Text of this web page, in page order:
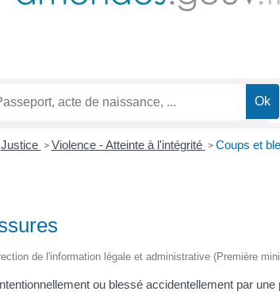
Justice > Violence - Atteinte à l'intégrité > Coups et
de l'information légale et administrative (Première
ou blessé accidentellement par une